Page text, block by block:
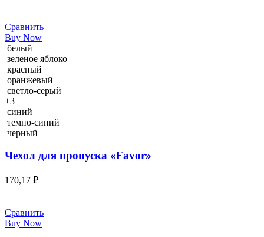
Сравнить
Buy Now
белый
зеленое яблоко
красный
оранжевый
светло-серый
+3
синий
темно-синий
черный
Чехол для пропуска «Favor»
170,17 ₽
Сравнить
Buy Now